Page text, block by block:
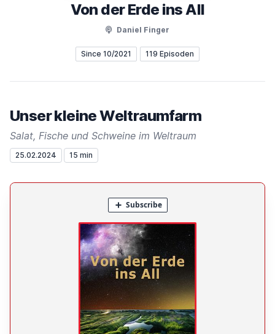
Von der Erde ins All
Daniel Finger
Since 10/2021 119 Episoden
Unser kleine Weltraumfarm
Salat, Fische und Schweine im Weltraum
25.02.2024 15 min